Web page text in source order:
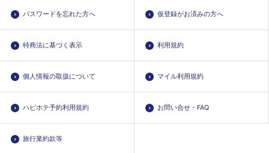
パスワードを忘れた方へ 仮登録がお済みの方へ
特商法に基づく表示 利用規約
個人情報の取扱について マイル利用規約
ハピホテ予約利用規約 お問い合せ・FAQ
旅行業約款等